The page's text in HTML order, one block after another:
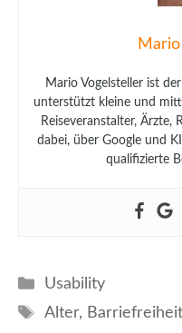
Mario Vogelsteller ist
unterstützt kleine und
Reiseveranstalter, Ärzte,
dabei, über Google und
qualifizierte
Kategorien
Usability
Schlagwörter
Alter, Barriefreiheit